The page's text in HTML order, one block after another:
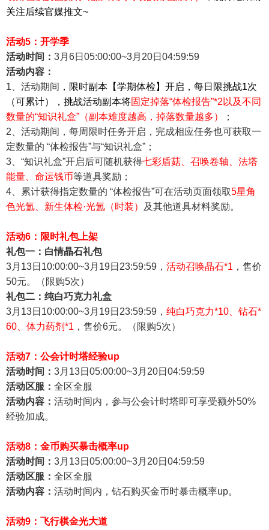
关注后续官媒推文~
活动5：开学季
活动时间： 3月6日05:00:00~3月20日04:59:59
活动内容：
1 、活动期间 ，限时副本【学期体检】开启，每日限挑战1次
（可累计），挑战活动副本将固定掉落“体检报告”*2以及不同
数量的“知识礼盒”（副本难度越高，掉落数量越多）
；
2 、活动期间，每周限时任务开启，完成相应任务也可获取一
定数量的 “体检报告”与“知识礼盒”；
3 、“知识礼盒”开启后可随机获得七彩盾菇、召唤卷轴、法塔
能量、命运钱币等道具奖励；
4 、累计获得指定数量的 “体检报告”可在活动页面领取5星角
色光氲、新生体检·光氲（时装）
及其他道具材料奖励。
活动6：限时礼包上架
礼包一：白情晶石礼包
3月13日10:00:00~3月19日23:59:59， 活动召唤晶石*1 ，售价
50元。（限购5次）
礼包二：纯白巧克力礼盒
3月13日10:00:00~3月19日23:59:59， 纯白巧克力*10、钻石*
60、体力药剂*1 ，售价6元。（限购5次）
活动7：公会计时塔经验up
活动时间： 3月13日05:00:00~3月20日04:59:59
活动区服： 全区全服
活动内容： 活动时间内，参与公会计时塔即可享受额外50%
经验加成。
活动8：金币购买暴击概率up
活动时间： 3月13日05:00:00~3月20日04:59:59
活动区服： 全区全服
活动内容： 活动时间内，钻石购买金币时暴击概率up。
活动9：飞行棋金光大道